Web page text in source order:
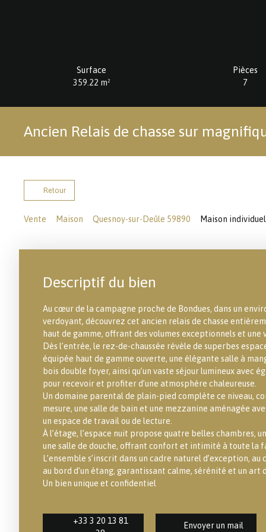
Surface
359.22 m²
Pièces
7
Ancien Relais de chasse sur
Retour
Vente Maison Quesnoy-sur-Deûle 59890 Maison
Descriptif du bien
Au cœur de la campagne proche de Bondues, dans un
verdoyant, découvrez cet ancien relais de chasse
haut de gamme, offrant des volumes exceptionnels et une
Dès l’entrée, le rez-de-chaussée révèle de superbes
équipée haut de gamme ouverte, une élégante salle à
bois double foyer, ainsi qu’un vaste séjour lumineux avec
pour recevoir et profiter d’une atmosphère chaleureuse.
Un domaine parental de plain-pied complète ce niveau,
mesure, une salle de bain et une mezzanine aménagée
un espace de travail ou de lecture.
À l’étage, l’espace nuit propose quatre belles chambres,
une salle de douche, offrant confort et intimité à toute la
L’ensemble s’inscrit dans un cadre naturel d’exception,
au bord d’un étang, garantissant calme, sérénité et un art
Un bien unique et confidentiel
+33 3 20 13 81
Envoyer un mail